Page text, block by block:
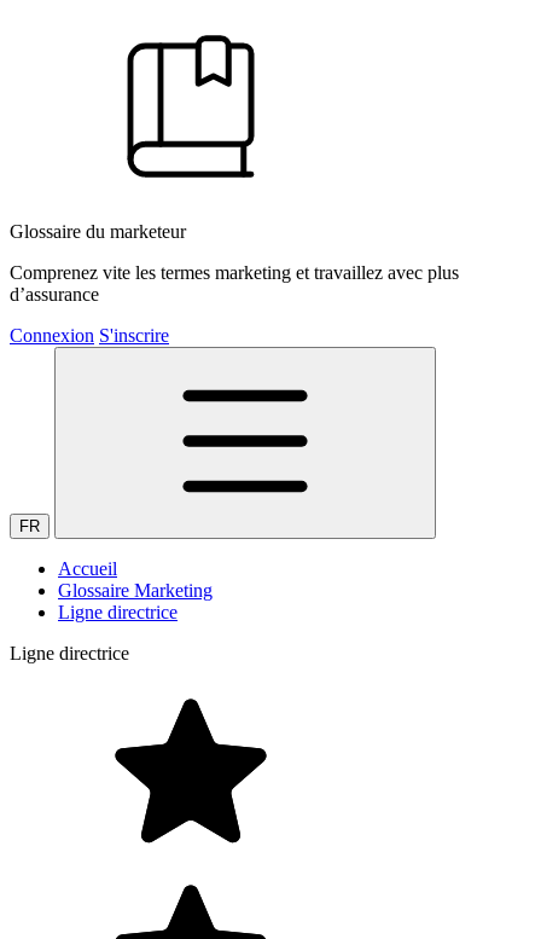
Glossaire du marketeur
Comprenez vite les termes marketing et travaillez avec plus
d’assurance
Connexion S'inscrire
FR
Accueil
Glossaire Marketing
Ligne directrice
Ligne directrice